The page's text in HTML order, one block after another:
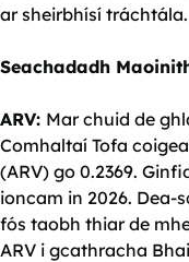
ar sheirbhísí tráchtála.
Seachadadh
ARV: Mar chuid de
Comhaltaí Tofa
(ARV) go 0.2369.
ioncam in 2026. Dea-
fós taobh thiar de
ARV i gcathracha